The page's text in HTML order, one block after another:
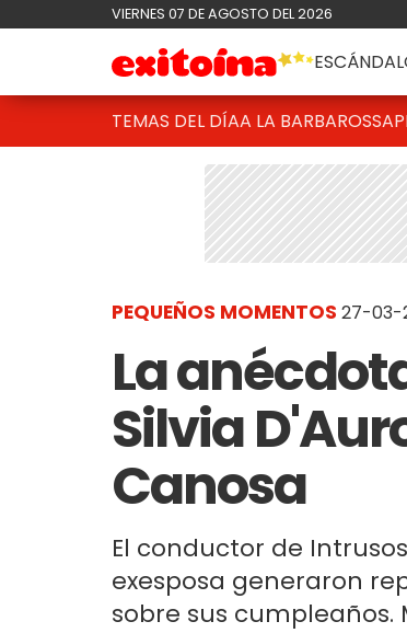
VIERNES 07 DE AGOSTO DEL 2026
TEMAS DEL DÍAA LA BARBAROSSA
PEQUEÑOS MOMENTOS 27-03-
La
Silvia
Canosa
El conductor de
exesposa generaron
sobre sus cumpleaños.